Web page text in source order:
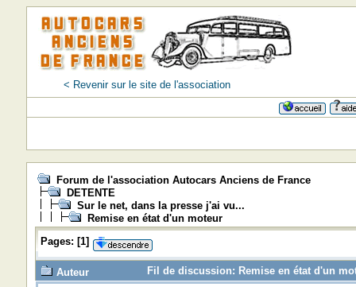
< Revenir sur le site de l'association
Forum de l'association Autocars Anciens de France
DETENTE
Sur le net, dans la presse j'ai vu...
Remise en état d'un moteur
Pages: [1]
Auteur
Fil de discussion: Remise en état d'un